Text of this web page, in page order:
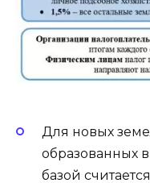
Для новых
образованных
базой